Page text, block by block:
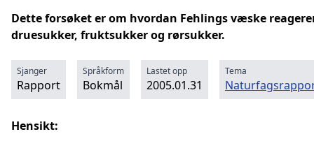
Dette forsøket er om hvordan Fehlings væske
druesukker, fruktsukker og rørsukker.
Sjanger
Rapport
Språkform
Bokmål
Lastet opp
2005.01.31
Tema
Hensikt: